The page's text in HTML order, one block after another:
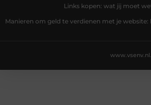
Links kopen: wat jij moet
Manieren om geld te verdienen met je
www.vsenv.nl.